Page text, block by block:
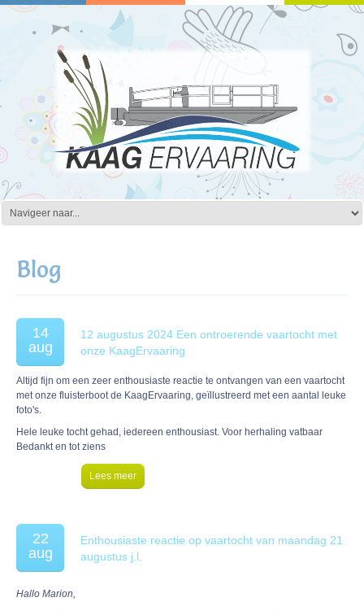
Blog
14
aug
12 augustus 2024 Een ontroerende vaartocht met
onze KaagErvaaring
Altijd fijn om een zeer enthousiaste reactie te ontvangen van een vaartocht
met onze fluisterboot de KaagErvaaring, geïllustreerd met een aantal leuke
foto's.
Hele leuke tocht gehad, iedereen enthousiast. Voor herhaling vatbaar
Bedankt en tot ziens
Lees meer
22
aug
Enthousiaste reactie op vaartocht van maandag 21
augustus j.l.
Hallo Marion,